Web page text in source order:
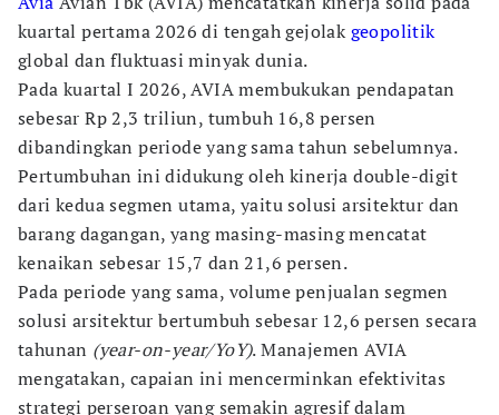
kuartal pertama 2026 di tengah gejolakgeopolitik
global dan fluktuasi minyak dunia.
Pada kuartal I 2026, AVIA membukukan pendapatan
sebesar Rp 2,3 triliun, tumbuh 16,8 persen
dibandingkan periode yang sama tahun sebelumnya.
Pertumbuhan ini didukung oleh kinerja double-digit
dari kedua segmen utama, yaitu solusi arsitektur dan
barang dagangan, yang masing-masing mencatat
kenaikan sebesar 15,7 dan 21,6 persen.
Pada periode yang sama, volume penjualan segmen
solusi arsitektur bertumbuh sebesar 12,6 persen secara
tahunan (year-on-year/YoY). Manajemen AVIA
mengatakan, capaian ini mencerminkan efektivitas
strategi perseroan yang semakin agresif dalam